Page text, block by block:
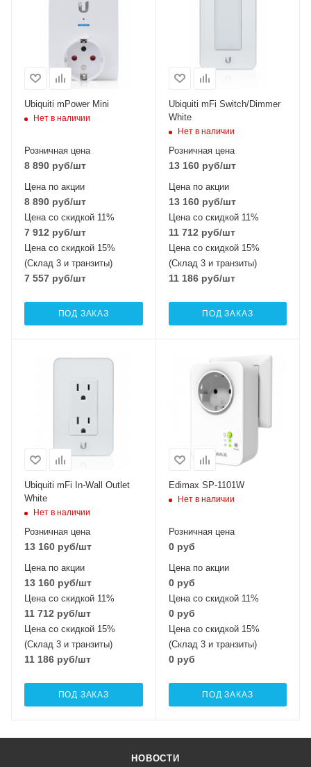
Ubiquiti mPower Mini
Нет в наличии
Розничная цена
8 890 руб/шт
Цена по акции
8 890 руб/шт
Цена со скидкой 11%
7 912 руб/шт
Цена со скидкой 15%
(Склад 3 и транзиты)
7 557 руб/шт
ПОД ЗАКАЗ
Ubiquiti mFi Switch/Dimmer
White
Нет в наличии
Розничная цена
13 160руб/шт
Цена по акции
13 160руб/шт
Цена со скидкой 11%
11 712 руб/шт
Цена со скидкой 15%
(Склад 3 и транзиты)
11 186руб/шт
ПОД ЗАКАЗ
Ubiquiti mFi In-Wall Outlet
White
Нет в наличии
Розничная цена
13 160 руб/шт
Цена по акции
13 160 руб/шт
Цена со скидкой 11%
11 712 руб/шт
Цена со скидкой 15%
(Склад 3 и транзиты)
11 186 руб/шт
ПОД ЗАКАЗ
Edimax SP-1101W
Нет в наличии
Розничная цена
0 руб
Цена по акции
0 руб
Цена со скидкой 11%
0 руб
Цена со скидкой 15%
(Склад 3 и транзиты)
0 руб
ПОД ЗАКАЗ
НОВОСТИ